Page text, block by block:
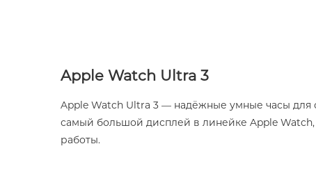
Apple Watch Ultra 3
Apple Watch Ultra 3 — надёжные умные часы для
самый большой дисплей в линейке Apple
работы.